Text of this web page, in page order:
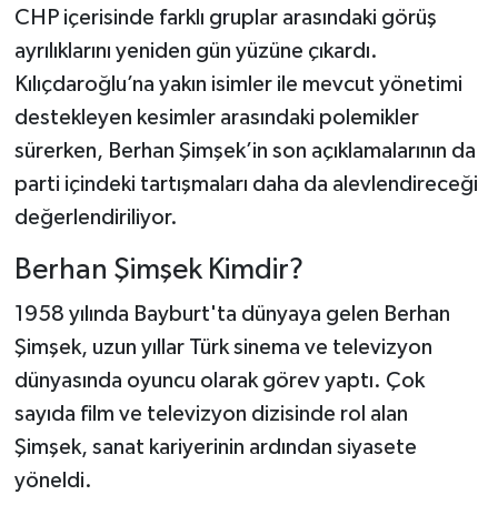
CHP içerisinde farklı gruplar arasındaki görüş
ayrılıklarını yeniden gün yüzüne çıkardı.
Kılıçdaroğlu’na yakın isimler ile mevcut yönetimi
destekleyen kesimler arasındaki polemikler
sürerken, Berhan Şimşek’in son açıklamalarının da
parti içindeki tartışmaları daha da alevlendireceği
değerlendiriliyor.
Berhan Şimşek Kimdir?
1958 yılında Bayburt'ta dünyaya gelen Berhan
Şimşek, uzun yıllar Türk sinema ve televizyon
dünyasında oyuncu olarak görev yaptı. Çok
sayıda film ve televizyon dizisinde rol alan
Şimşek, sanat kariyerinin ardından siyasete
yöneldi.